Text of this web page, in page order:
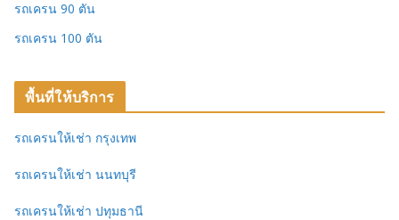
รถเครน 90 ตัน
รถเครน 100 ตัน
พื้นที่ให้บริการ
รถเครนให้เช่า กรุงเทพ
รถเครนให้เช่า นนทบุรี
รถเครนให้เช่า ปทุมธานี